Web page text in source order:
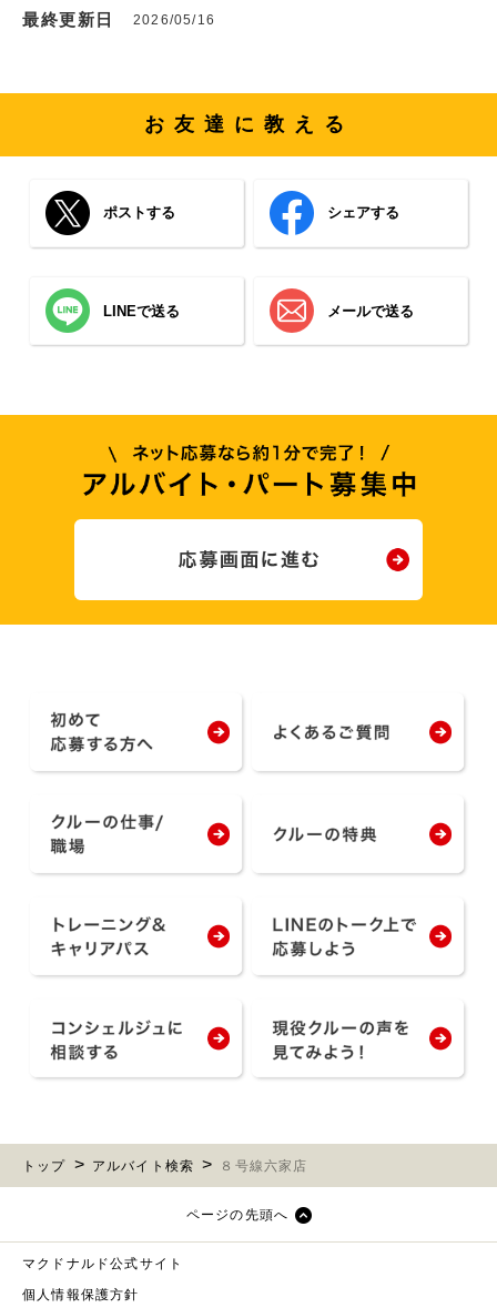
最終更新日 2026/05/16
お友達に教える
ポストする シェアする
LINEで送る メールで送る
トップ アルバイト検索 ８号線六家店
ページの先頭へ
マクドナルド公式サイト
個人情報保護方針